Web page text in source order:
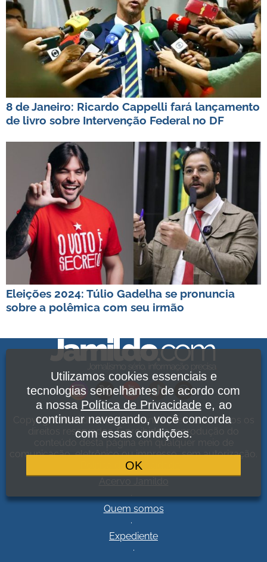
8 de Janeiro: Ricardo Cappelli fará lançamento
de livro sobre Intervenção Federal no DF
Eleições 2024: Túlio Gadelha se pronuncia
sobre a polêmica com seu irmão
Copyright Jamildo Melo Comunicações Ltda. Todos os
direitos reservados. É proibida a reprodução do
conteúdo desta página em qualquer meio de
comunicação, eletrônico ou impresso, sem autorização.
Política de Privacidade
Quem somos
.
Expediente
.
Utilizamos cookies essenciais e
tecnologias semelhantes de acordo com
a nossa Política de Privacidadee, ao
continuar navegando, você concorda
com essas condições.
OK